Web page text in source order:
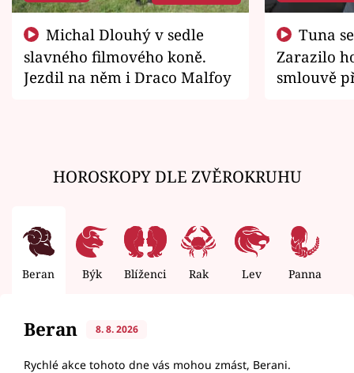
slavného filmového koně.
Jezdil na něm i Draco Malfoy
Zarazilo
smlouvě
HOROSKOPY DLE ZVĚROKRUHU
Beran Býk Blíženci Rak Lev Panna
Beran 8. 8. 2026
Rychlé akce tohoto dne vás mohou zmást, Berani.